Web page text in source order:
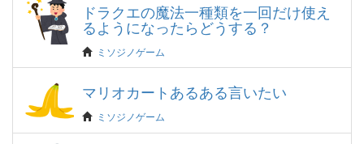
ドラクエの魔法一種類を一回だけ使え
るようになったらどうする？
ミソジノゲーム
マリオカートあるある言いたい
ミソジノゲーム